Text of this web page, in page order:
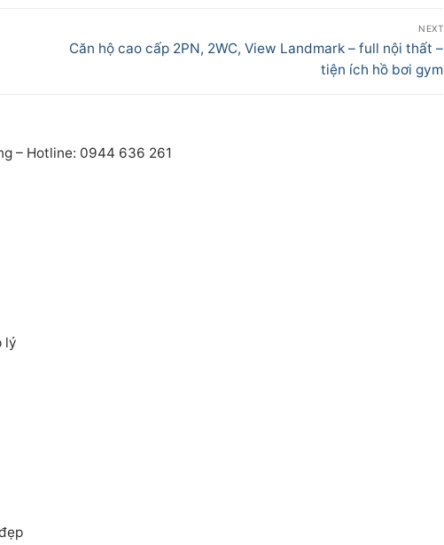
NEXT
Next
Căn hộ cao cấp 2PN, 2WC, View Landmark – full nội thất –
tiện ích hồ bơi gym
– Hotline: 0944 636 261
lý